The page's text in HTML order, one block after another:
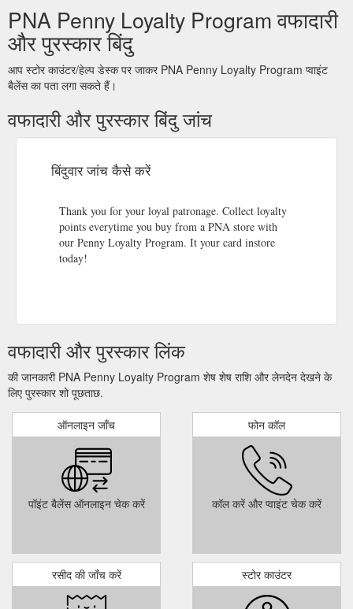
PNA Penny Loyalty Program वफादारी
और पुरस्कार बिंदु
आप स्टोर काउंटर/हेल्प डेस्क पर जाकर PNA Penny Loyalty Program प्वाइंट
बैलेंस का पता लगा सकते हैं।
वफादारी और पुरस्कार बिंदु जांच
बिंदुवार जांच कैसे करें
Thank you for your loyal patronage. Collect loyalty
points everytime you buy from a PNA store with
our Penny Loyalty Program. It your card instore
today!
वफादारी और पुरस्कार लिंक
की जानकारी PNA Penny Loyalty Program शेष शेष राशि और लेनदेन देखने के
लिए पुरस्कार शो पूछताछ.
ऑनलाइन जाँच
पॉइंट बैलेंस ऑनलाइन चेक करें
फोन कॉल
कॉल करें और प्वाइंट चेक करें
रसीद की जाँच करें स्टोर काउंटर